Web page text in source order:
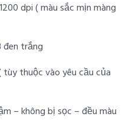
dpi ( màu sắc mịn màng
đen trắng
tùy thuộc vào yêu cầu của
– không bị sọc – đều màu